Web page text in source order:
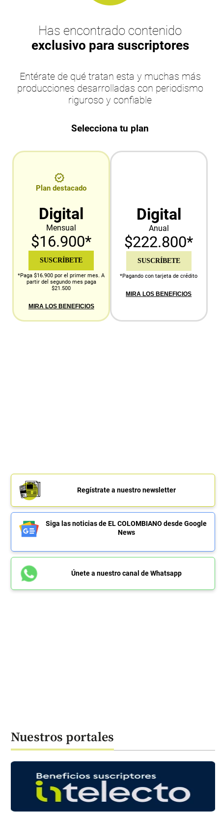
Has encontrado contenido
exclusivo para suscriptores
Entérate de qué tratan esta y muchas más
producciones desarrolladas con periodismo
riguroso y confiable
Selecciona tu plan
Plan destacado
Digital
Mensual
$16.900*
SUSCRÍBETE
*Paga $16.900 por el primer mes. A
partir del segundo mes paga
$21.500
MIRA LOS BENEFICIOS
Digital
Anual
$222.800*
SUSCRÍBETE
*Pagando con tarjeta de crédito
MIRA LOS BENEFICIOS
Regístrate a nuestro newsletter
Siga las noticias de EL COLOMBIANO desde Google
News
Únete a nuestro canal de Whatsapp
Nuestros portales